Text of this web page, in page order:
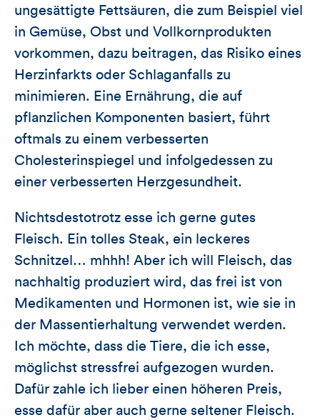
ungesättigte Fettsäuren, die zum Beispiel viel
in Gemüse, Obst und Vollkornprodukten
vorkommen, dazu beitragen, das Risiko eines
Herzinfarkts oder Schlaganfalls zu
minimieren. Eine Ernährung, die auf
pflanzlichen Komponenten basiert, führt
oftmals zu einem verbesserten
Cholesterinspiegel und infolgedessen zu
einer verbesserten Herzgesundheit.
Nichtsdestotrotz esse ich gerne gutes
Fleisch. Ein tolles Steak, ein leckeres
Schnitzel… mhhh! Aber ich will Fleisch, das
nachhaltig produziert wird, das frei ist von
Medikamenten und Hormonen ist, wie sie in
der Massentierhaltung verwendet werden.
Ich möchte, dass die Tiere, die ich esse,
möglichst stressfrei aufgezogen wurden.
Dafür zahle ich lieber einen höheren Preis,
esse dafür aber auch gerne seltener Fleisch.